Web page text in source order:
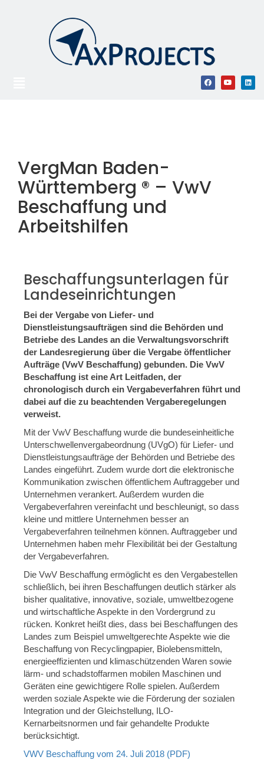
VergMan Baden-
Württemberg ® – VwV
Beschaffung und
Arbeitshilfen
Beschaffungsunterlagen für
Landeseinrichtungen
Bei der Vergabe von Liefer- und
Dienstleistungsaufträgen sind die Behörden und
Betriebe des Landes an die Verwaltungsvorschrift
der Landesregierung über die Vergabe öffentlicher
Aufträge (VwV Beschaffung) gebunden. Die VwV
Beschaffung ist eine Art Leitfaden, der
chronologisch durch ein Vergabeverfahren führt und
dabei auf die zu beachtenden Vergaberegelungen
verweist.
Mit der VwV Beschaffung wurde die bundeseinheitliche
Unterschwellenvergabeordnung (UVgO) für Liefer- und
Dienstleistungsaufträge der Behörden und Betriebe des
Landes eingeführt. Zudem wurde dort die elektronische
Kommunikation zwischen öffentlichem Auftraggeber und
Unternehmen verankert. Außerdem wurden die
Vergabeverfahren vereinfacht und beschleunigt, so dass
kleine und mittlere Unternehmen besser an
Vergabeverfahren teilnehmen können. Auftraggeber und
Unternehmen haben mehr Flexibilität bei der Gestaltung
der Vergabeverfahren.
Die VwV Beschaffung ermöglicht es den Vergabestellen
schließlich, bei ihren Beschaffungen deutlich stärker als
bisher qualitative, innovative, soziale, umweltbezogene
und wirtschaftliche Aspekte in den Vordergrund zu
rücken. Konkret heißt dies, dass bei Beschaffungen des
Landes zum Beispiel umweltgerechte Aspekte wie die
Beschaffung von Recyclingpapier, Biolebensmitteln,
energieeffizienten und klimaschützenden Waren sowie
lärm- und schadstoffarmen mobilen Maschinen und
Geräten eine gewichtigere Rolle spielen. Außerdem
werden soziale Aspekte wie die Förderung der sozialen
Integration und der Gleichstellung, ILO-
Kernarbeitsnormen und fair gehandelte Produkte
berücksichtigt.
VWV Beschaffung vom 24. Juli 2018 (PDF)